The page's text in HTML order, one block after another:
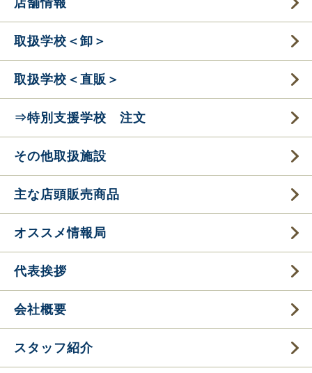
取扱学校＜卸＞
取扱学校＜直販＞
⇒特別支援学校 注文
その他取扱施設
主な店頭販売商品
オススメ情報局
代表挨拶
会社概要
スタッフ紹介